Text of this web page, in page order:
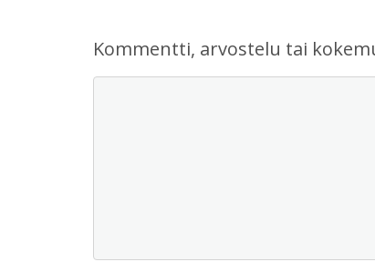
Kommentti, arvostelu tai